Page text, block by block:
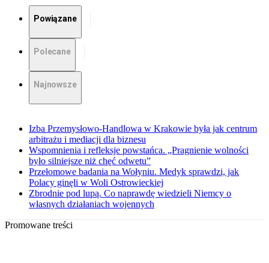
Powiązane
Polecane
Najnowsze
Izba Przemysłowo-Handlowa w Krakowie była jak centrum
arbitrażu i mediacji dla biznesu
Wspomnienia i refleksje powstańca. „Pragnienie wolności
było silniejsze niż chęć odwetu”
Przełomowe badania na Wołyniu. Medyk sprawdzi, jak
Polacy ginęli w Woli Ostrowieckiej
Zbrodnie pod lupą. Co naprawdę wiedzieli Niemcy o
własnych działaniach wojennych
Promowane treści